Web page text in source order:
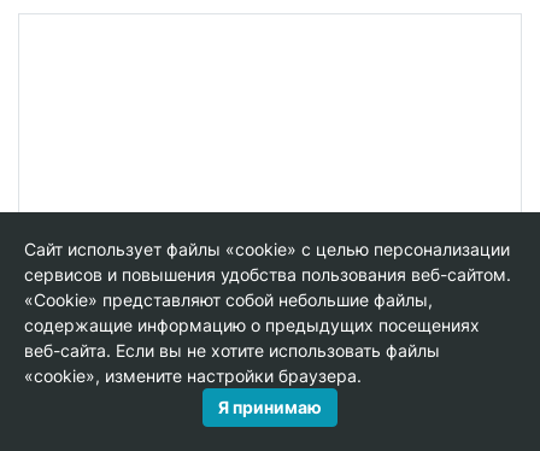
Сайт использует файлы «cookie» с целью персонализации
сервисов и повышения удобства пользования веб-сайтом.
«Cookie» представляют собой небольшие файлы,
содержащие информацию о предыдущих посещениях
веб-сайта. Если вы не хотите использовать файлы
«cookie», измените настройки браузера.
Я принимаю